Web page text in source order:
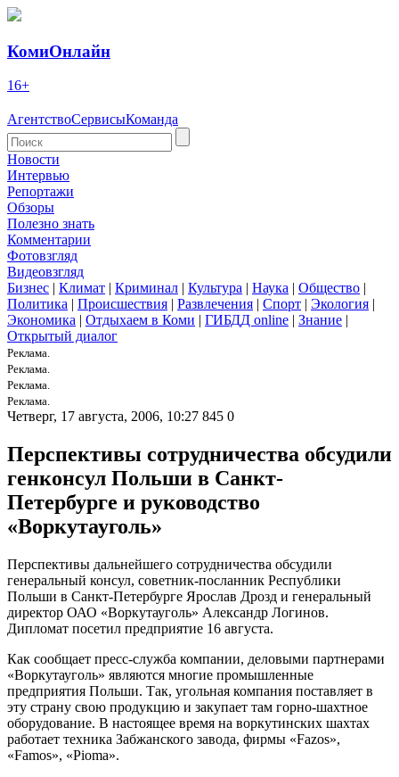
КомиОнлайн
16+
АгентствоСервисыКоманда
Новости
Интервью
Репортажи
Обзоры
Полезно знать
Комментарии
Фотовзгляд
Видеовзгляд
Бизнес | Климат | Криминал | Культура | Наука | Общество |
Политика | Происшествия | Развлечения | Спорт | Экология |
Экономика | Отдыхаем в Коми | ГИБДД online | Знание |
Открытый диалог
Реклама.
Реклама.
Реклама.
Реклама.
Четверг, 17 августа, 2006, 10:27 845 0
Перспективы сотрудничества обсудили
генконсул Польши в Санкт-
Петербурге и руководство
«Воркутауголь»
Перспективы дальнейшего сотрудничества обсудили
генеральный консул, советник-посланник Республики
Польши в Санкт-Петербурге Ярослав Дрозд и генеральный
директор ОАО «Воркутауголь» Александр Логинов.
Дипломат посетил предприятие 16 августа.
Как сообщает пресс-служба компании, деловыми партнерами
«Воркутауголь» являются многие промышленные
предприятия Польши. Так, угольная компания поставляет в
эту страну свою продукцию и закупает там горно-шахтное
оборудование. В настоящее время на воркутинских шахтах
работает техника Забжанского завода, фирмы «Fazos»,
«Famos», «Pioma».